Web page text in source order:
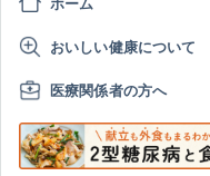
おいしい健康について
医療関係者の方へ